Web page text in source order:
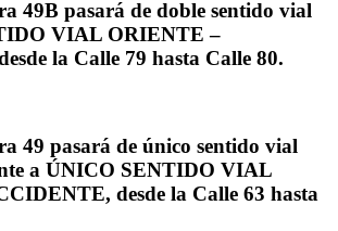
49B pasará de doble sentido vial
VIAL ORIENTE –
la Calle 79 hasta Calle 80.
49 pasará de único sentido vial
a ÚNICO SENTIDO VIAL
, desde la Calle 63 hasta